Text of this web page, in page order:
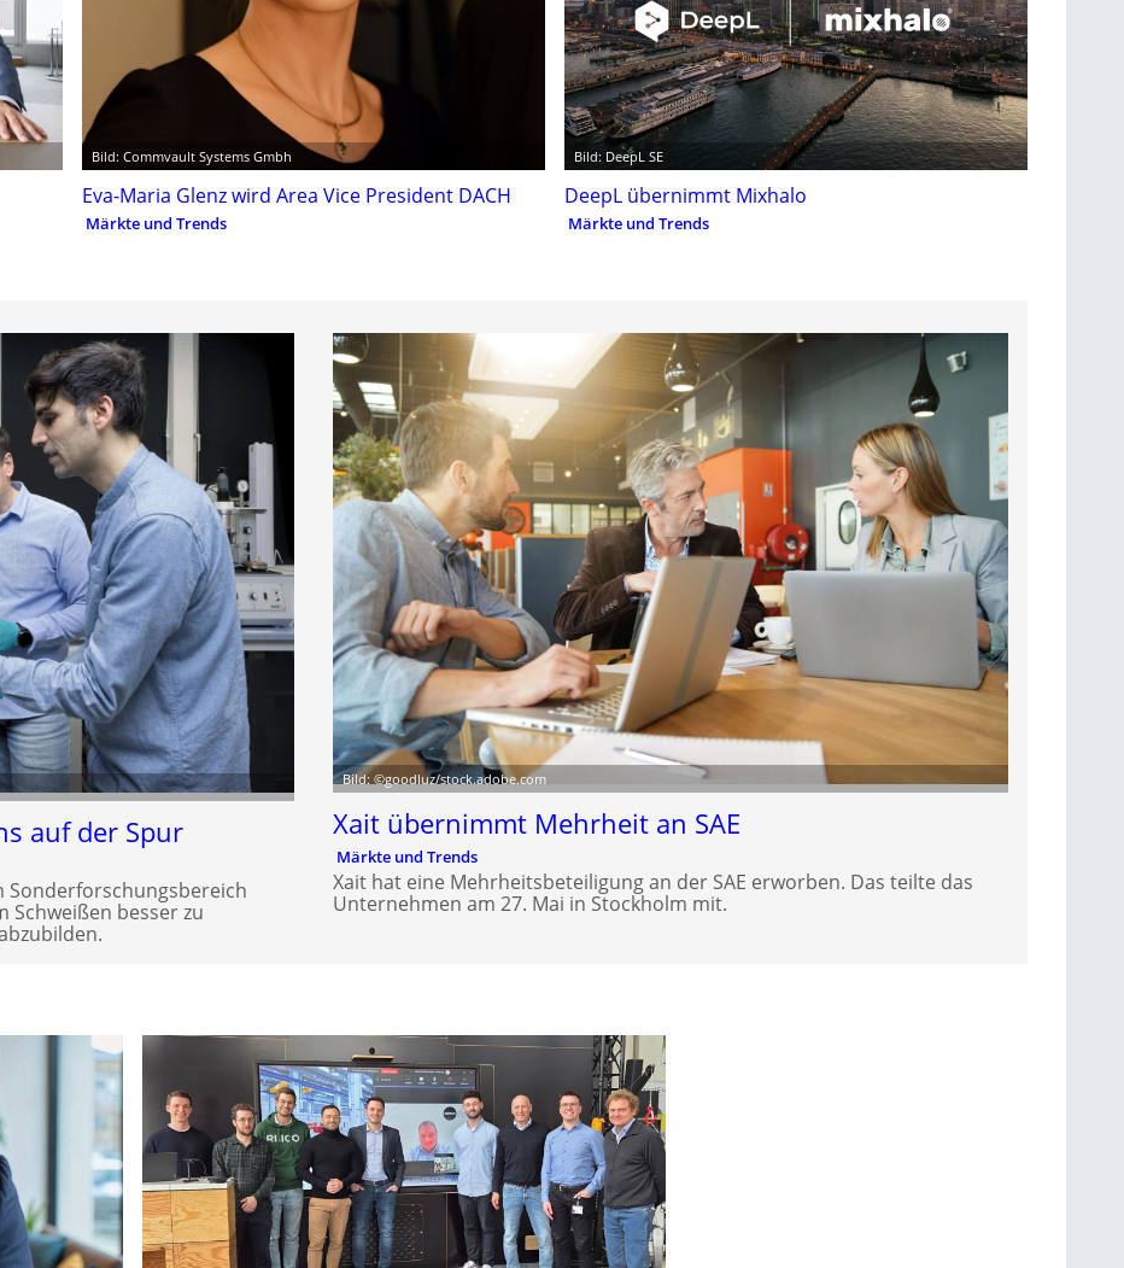
Bild: Commvault Systems Gmbh
Eva-Maria Glenz wird Area Vice President DACH
Märkte und Trends
Bild: DeepL SE
DeepL übernimmt Mixhalo
Märkte und Trends
auf der Spur
Sonderforschungsbereich
Schweißen besser zu
Bild: ©goodluz/stock.adobe.com
Xait übernimmt Mehrheit an SAE
Märkte und Trends
Xait hat eine Mehrheitsbeteiligung an der SAE erworben. Das teilte das
Unternehmen am 27. Mai in Stockholm mit.